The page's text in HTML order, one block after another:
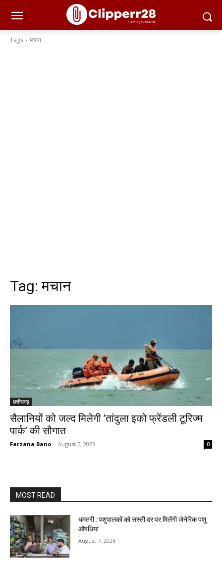
Tags मचान
Tag:मचान
छत्तीसगढ़
सैलानियों को जल्द मिलेगी ’तांदुला इको फ्रेंडली टूरिज्म
पार्क’ की सौगात
Farzana Bano - August 5, 2023 0
MOST READ
धमतरी : पशुपालकों को सस्ती दर पर मिलेंगी जेनेरिक पशु
औषधियां
August 7, 2026